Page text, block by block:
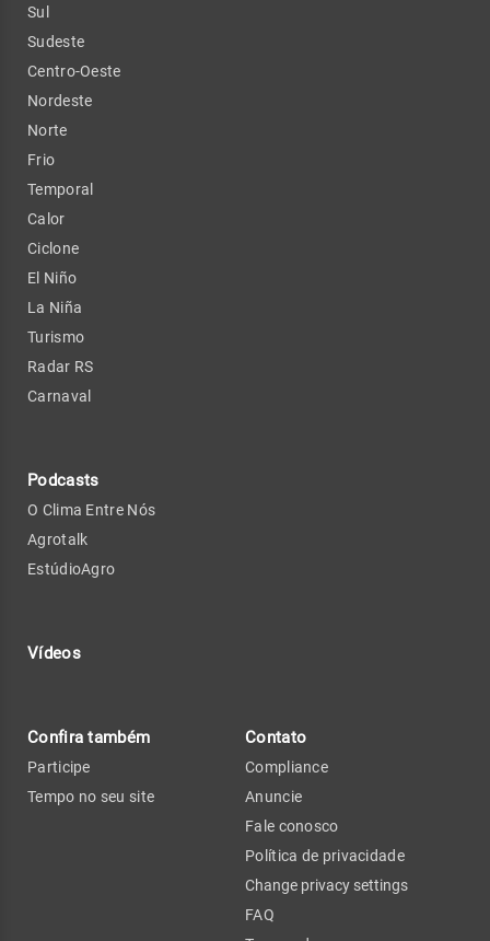
Sul
Sudeste
Centro-Oeste
Nordeste
Norte
Frio
Temporal
Calor
Ciclone
El Niño
La Niña
Turismo
Radar RS
Carnaval
Podcasts
O Clima Entre Nós
Agrotalk
EstúdioAgro
Vídeos
Confira também
Participe
Tempo no seu site
Contato
Compliance
Anuncie
Fale conosco
Política de privacidade
Change privacy settings
FAQ